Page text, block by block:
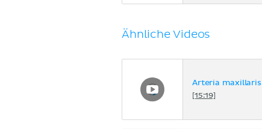
Ähnliche Videos
Arteria maxillaris
[15:19]